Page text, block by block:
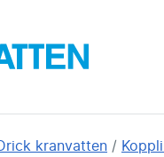
Drick kranvatten